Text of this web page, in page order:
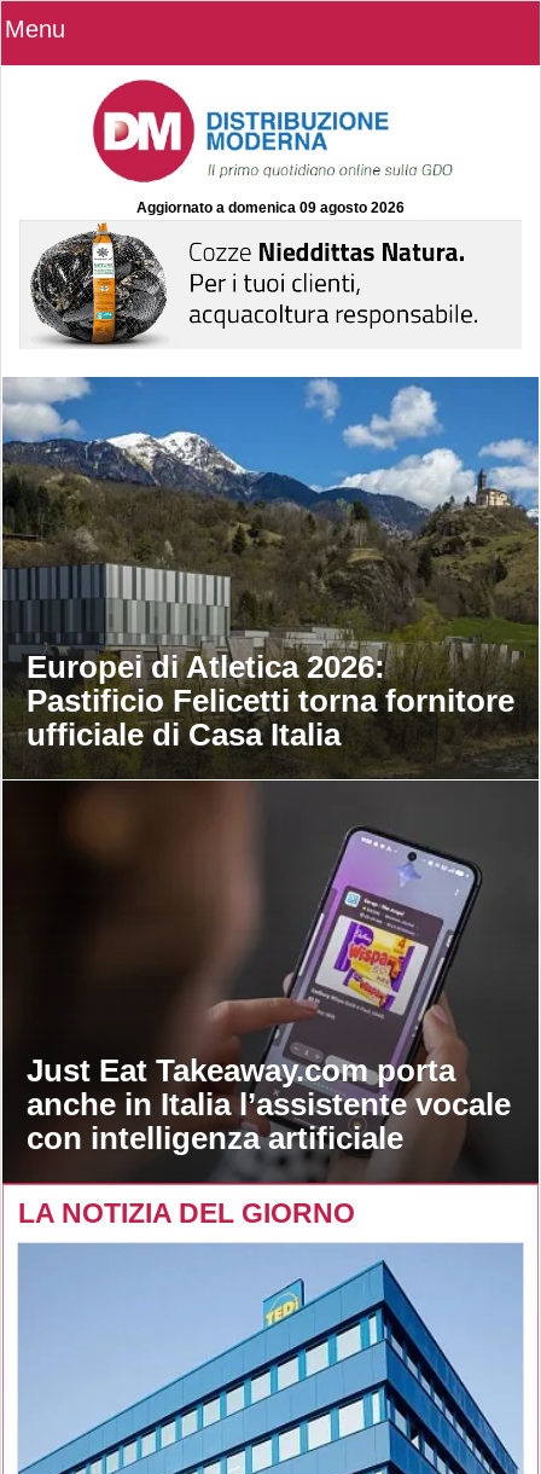
Menu
Aggiornato a domenica 09 agosto 2026
Europei di Atletica 2026:
Pastificio Felicetti torna fornitore
ufficiale di Casa Italia
Just Eat Takeaway.com porta
anche in Italia l’assistente vocale
con intelligenza artificiale
LA NOTIZIA DEL GIORNO